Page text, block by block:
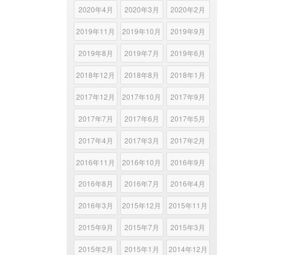
2020年4月 2020年3月 2020年2月
2019年11月 2019年10月 2019年9月
2019年8月 2019年7月 2019年6月
2018年12月 2018年8月 2018年1月
2017年12月 2017年10月 2017年9月
2017年7月 2017年6月 2017年5月
2017年4月 2017年3月 2017年2月
2016年11月 2016年10月 2016年9月
2016年8月 2016年7月 2016年4月
2016年3月 2015年12月 2015年11月
2015年9月 2015年7月 2015年3月
2015年2月 2015年1月 2014年12月